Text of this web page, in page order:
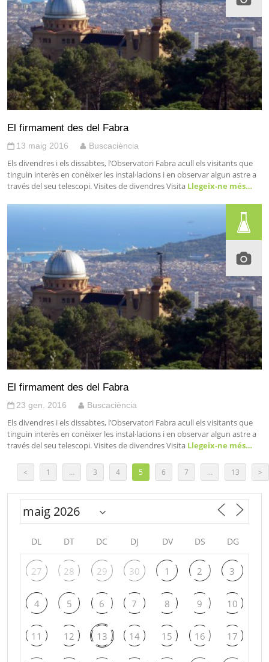
El firmament des del Fabra
13 maig 2016 Buscaciència
Els divendres i els dissabtes, l’Observatori Fabra acull els visitants que
tinguin interès en conèixer les instal·lacions i en observar algun astre a
través del seu telescopi. Visites de divendres Visita Llegeix-ne més…
El firmament des del Fabra
23 gen. 2016 Buscaciència
Els divendres i els dissabtes, l’Observatori Fabra acull els visitants que
tinguin interès en conèixer les instal·lacions i en observar algun astre a
través del seu telescopi. Visites de divendres Visita Llegeix-ne més…
< 1 … 3 4 5 6 7 … 13 >
DL DT DC DJ DV DS DG
27 28 29 30 1 2 3
4 5 6 7 8 9 10
11 12 13 14 15 16 17